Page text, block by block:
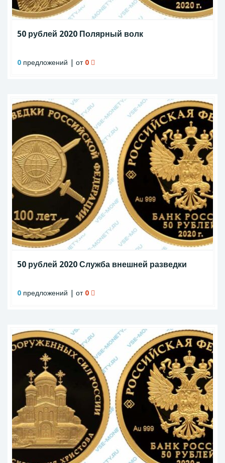
50 рублей 2020 Полярный волк
0 предложений | от 0
50 рублей 2020 Служба внешней разведки
0 предложений | от 0